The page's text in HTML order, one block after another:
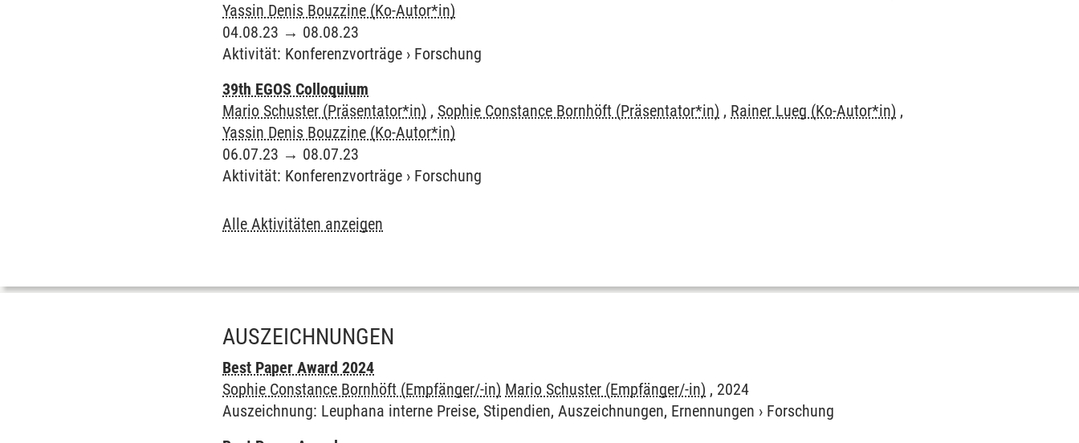
Yassin Denis Bouzzine (Ko-Autor*in)
04.08.23 → 08.08.23
Aktivität: Konferenzvorträge › Forschung
39th EGOS Colloquium
Mario Schuster (Präsentator*in) , Sophie Constance Bornhöft (Präsentator*in) , Rainer Lueg (Ko-Autor*in) ,
Yassin Denis Bouzzine (Ko-Autor*in)
06.07.23 → 08.07.23
Aktivität: Konferenzvorträge › Forschung
Alle Aktivitäten anzeigen
AUSZEICHNUNGEN
Best Paper Award 2024
Sophie Constance Bornhöft (Empfänger/-in) Mario Schuster (Empfänger/-in) , 2024
Auszeichnung: Leuphana interne Preise, Stipendien, Auszeichnungen, Ernennungen › Forschung